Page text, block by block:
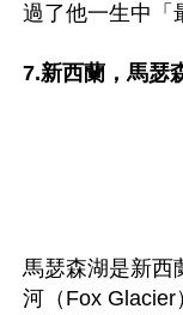
過了他一生中「
7.新西蘭，馬瑟
馬瑟森湖是新西
河（Fox Glacier